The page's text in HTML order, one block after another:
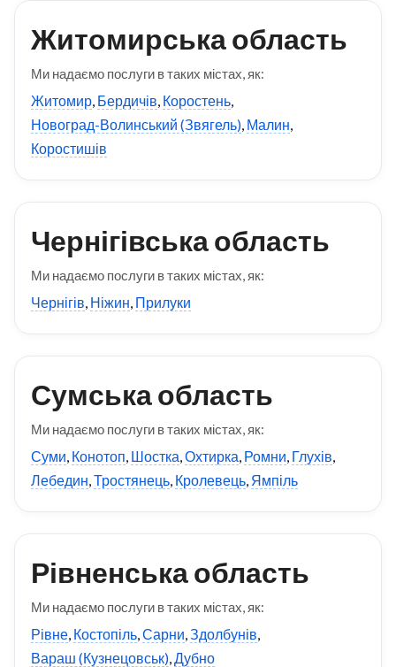
Житомирська область
Ми надаємо послуги в таких містах, як:
Житомир, Бердичів, Коростень,
Новоград-Волинський (Звягель), Малин,
Коростишів
Чернігівська область
Ми надаємо послуги в таких містах, як:
Чернігів, Ніжин, Прилуки
Сумська область
Ми надаємо послуги в таких містах, як:
Суми, Конотоп, Шостка,Охтирка, Ромни, Глухів,
Лебедин,Тростянець, Кролевець, Ямпіль
Рівненська область
Ми надаємо послуги в таких містах, як:
Рівне, Костопіль,Сарни,Здолбунів,
Вараш (Кузнецовськ),Дубно